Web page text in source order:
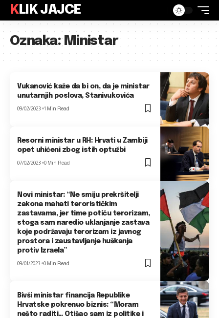
KLIK JAJCE
Oznaka:Ministar
Vukanović kaže da bi on, da je ministar
unutarnjih poslova, Stanivukovića
09/02/2023 1 Min Read
Resorni ministar u RH: Hrvati u Zambiji
opet uhićeni zbog istih optužbi
07/02/2023 0 Min Read
Novi ministar: “Ne smiju prekršitelji
zakona mahati terorističkim
zastavama, jer time potiču terorizam,
stoga sam naredio uklanjanje zastava
koje podržavaju terorizam iz javnog
prostora i zaustavljanje huškanja
protiv Izraela”
09/01/2023 0 Min Read
Bivši ministar financija Republike
Hrvatske pokrenuo biznis: “Moram
nešto raditi… Otišao sam iz politike i